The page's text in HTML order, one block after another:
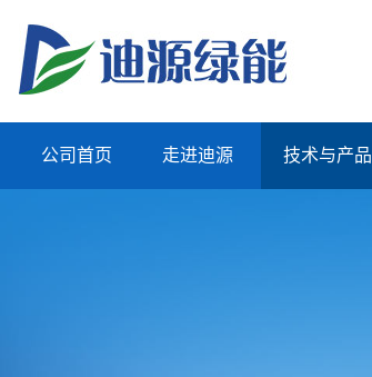
公司首页 走进迪源 技术与产品